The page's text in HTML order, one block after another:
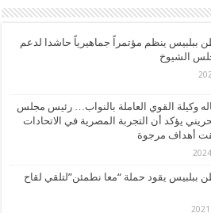
ببلبيس ينظم مؤتمراً جماهيرياً حاشدا لدعم
الشيوخ
وكيلة القوي العاملة بالنواب… رئيس مجلس
يؤكد أن التجربة المصرية في الاتحادات
أهداف مرجوة
ببلبيس يقود حملة “معا نطمئن”لتلقي لقاح